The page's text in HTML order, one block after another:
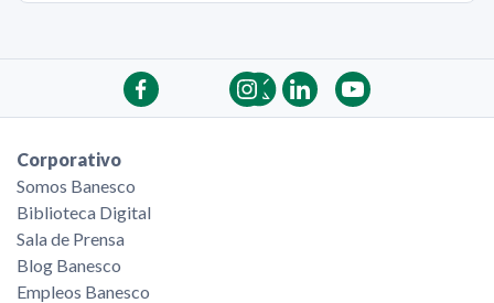
Corporativo
Somos Banesco
Biblioteca Digital
Sala de Prensa
Blog Banesco
Empleos Banesco